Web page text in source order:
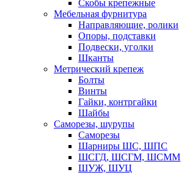
Скобы крепежные
Мебельная фурнитура
Направляющие, ролики
Опоры, подставки
Подвески, уголки
Шканты
Метрический крепеж
Болты
Винты
Гайки, контргайки
Шайбы
Саморезы, шурупы
Саморезы
Шарниры ШС, ШПС
ШСГД, ШСГМ, ШСММ
ШУЖ, ШУЦ